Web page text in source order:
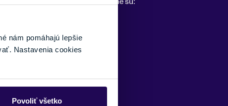
nám pomáhajú lepšie
Nastavenia cookies
Povoliť všetko
alebo polypropylén.